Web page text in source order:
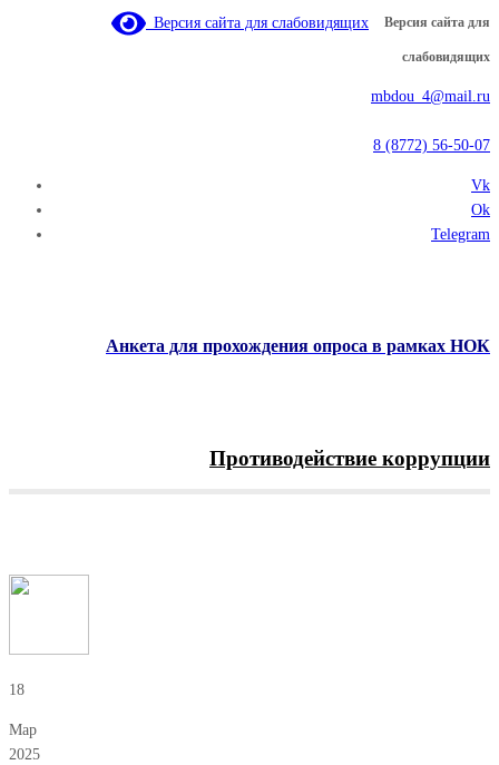
Версия сайта для слабовидящих Версия сайта для
слабовидящих
mbdou_4@mail.ru
8 (8772) 56-50-07
Vk
Ok
Telegram
Анкета для прохождения опроса в рамках НОК
Противодействие коррупции
18
Мар
2025